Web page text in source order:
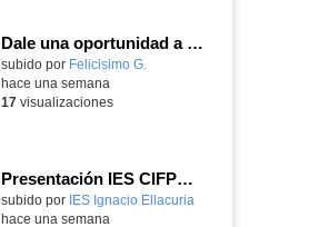
Dale una oportunidad a los Chromebooks y utiliza un proyector para realizar talleres si no tienes pantallas táctiles
Contenido educativo.
subido por Felicisimo G.
hace una semana
17visualizaciones
Presentación IES CIFPD Ignacio Ellacuría
Contenido educativo.
subido por IES Ignacio Ellacuria
hace una semana